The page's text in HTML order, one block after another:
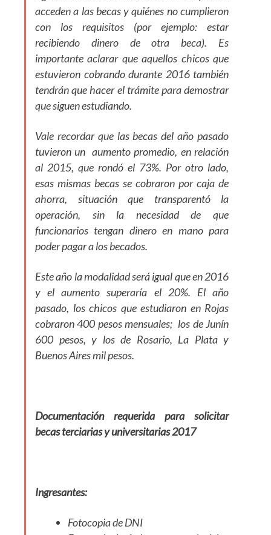
acceden a las becas y quiénes no cumplieron
con los requisitos (por ejemplo: estar
recibiendo dinero de otra beca). Es
importante aclarar que aquellos chicos que
estuvieron cobrando durante 2016 también
tendrán que hacer el trámite para demostrar
que siguen estudiando.
Vale recordar que las becas del año pasado
tuvieron un aumento promedio, en relación
al 2015, que rondó el 73%. Por otro lado,
esas mismas becas se cobraron por caja de
ahorra, situación que transparentó la
operación, sin la necesidad de que
funcionarios tengan dinero en mano para
poder pagar a los becados.
Este año la modalidad será igual que en 2016
y el aumento superaría el 20%. El año
pasado, los chicos que estudiaron en Rojas
cobraron 400 pesos mensuales; los de Junín
600 pesos, y los de Rosario, La Plata y
Buenos Aires mil pesos.
Documentación requerida para solicitar
becas terciarias y universitarias 2017
Ingresantes:
Fotocopia de DNI